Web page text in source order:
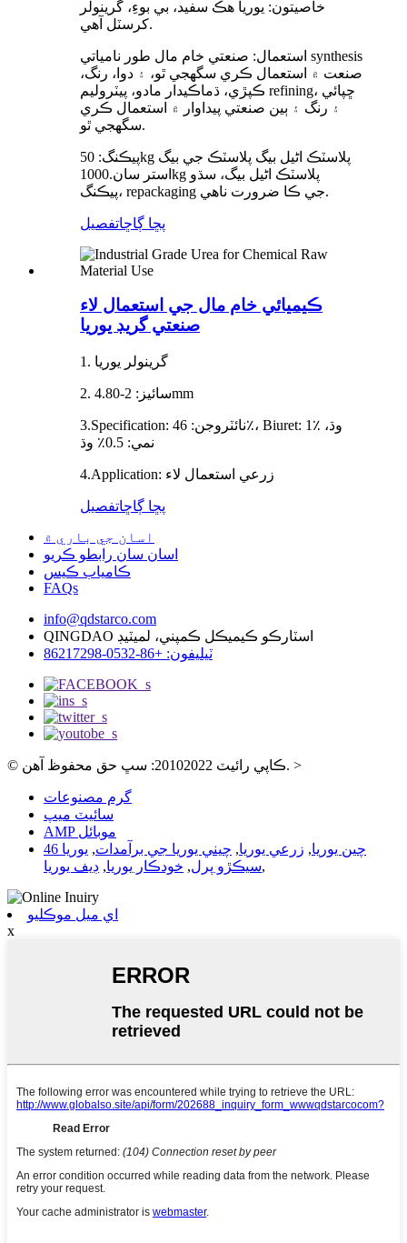
خاصيتون: يوريا هڪ سفيد، بي بوءِ، گرينولر
کرسٽل آهي.
استعمال: صنعتي خام مال طور نامياتي synthesis
صنعت ۾ استعمال ڪري سگهجي ٿو، ۽ دوا، رنگ،
ڪپڙي، ڌماڪيدار مادو، پيٽروليم refining، ڇپائي
۽ رنگ ۽ ٻين صنعتي پيداوار ۾ استعمال ڪري
سگهجي ٿو.
پيڪنگ: 50kg پلاسٽڪ اڻيل بيگ پلاسٽڪ جي بيگ
استر سان.1000kg پلاسٽڪ اڻيل بيگ، سڌو
پيڪنگ، repackaging جي ڪا ضرورت ناهي.
پڇا ڳاڇاتفصيل
ڪيميائي خام مال جي استعمال لاء
صنعتي گريڊ يوريا
1. گرينولر يوريا
2. سائيز: 2-4.80mm
3.Specification: نائٽروجن: 46٪، Biuret: 1٪ وڌ،
نمي: 0.5٪ وڌ
4.Application: زرعي استعمال لاء
پڇا ڳاڇاتفصيل
اسان جي باري ۾
اسان سان رابطو ڪريو
ڪامياب ڪيس
FAQs
info@qdstarco.com
QINGDAO اسٽارڪو ڪيميڪل ڪمپني، لميٽيڊ
ٽيليفون: +86-0532-86217298
© ڪاپي رائيٽ 20102022: سڀ حق محفوظ آهن. >
گرم مصنوعات
سائيٽ ميپ
AMP موبائل
چين يوريا, زرعي يوريا, چيني يوريا جي برآمدات,
يوريا 46
سيڪڙو پرل, خودڪار يوريا, ڊيف يوريا ,
اي ميل موڪليو
x